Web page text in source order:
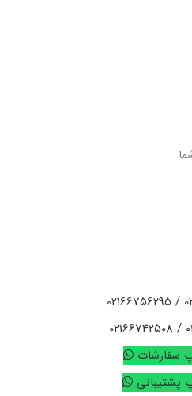
سفارشات
پشتیبانی